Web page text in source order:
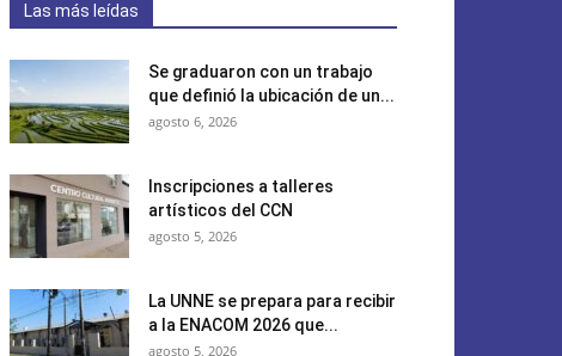
Las más leídas
Se graduaron con un trabajo
que definió la ubicación de un...
agosto 6, 2026
Inscripciones a talleres
artísticos del CCN
agosto 5, 2026
La UNNE se prepara para recibir
a la ENACOM 2026 que...
agosto 5, 2026